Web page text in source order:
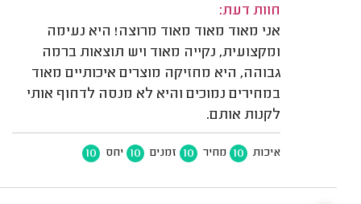
חוות דעת:
אני מאוד מאוד מאוד מרוצה! היא נעימה
ומקצועית, נקייה מאוד ויש תוצאות ברמה
גבוהה, היא מחזיקה מוצרים איכותיים מאוד
במחירים נמוכים והיא לא מנסה לדחוף אותי
לקנות אותם.
איכות 10 מחיר 10 זמנים 10 יחס 10